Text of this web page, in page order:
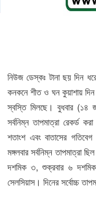
নিউজ ডেস্কঃ টানা ছয় দিন
কনকনে শীত ও ঘন কুয়াশায় দিন
স্বস্তি মিলছে। বুধবার (১৪
সর্বনিম্ন তাপমাত্রা রেকর্ড
শতাংশ এবং বাতাসের
মঙ্গলবার সর্বনিম্ন
দশমিক ৩, শুক্রবার ৬
সেলসিয়াস। দিনের সর্বোচ্চ